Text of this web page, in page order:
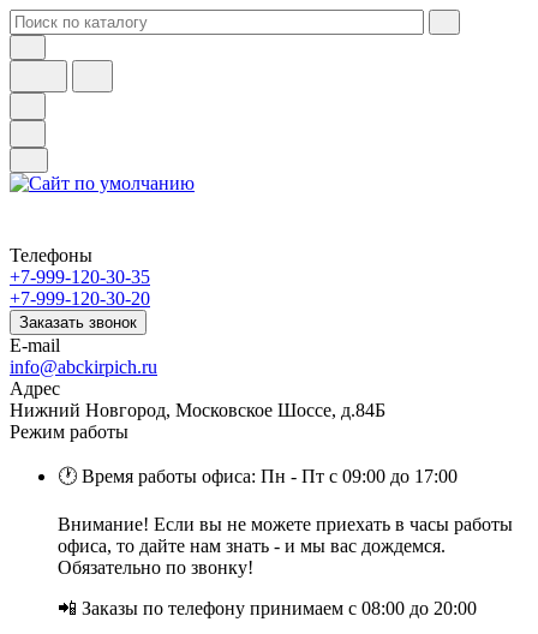
Телефоны
+7-999-120-30-35
+7-999-120-30-20
Заказать звонок
E-mail
info@abckirpich.ru
Адрес
Нижний Новгород, Московское Шоссе, д.84Б
Режим работы
🕐 Время работы офиса: Пн - Пт с 09:00 до 17:00
Внимание! Если вы не можете приехать в часы работы
офиса, то дайте нам знать - и мы вас дождемся.
Обязательно по звонку!
📲 Заказы по телефону принимаем с 08:00 до 20:00